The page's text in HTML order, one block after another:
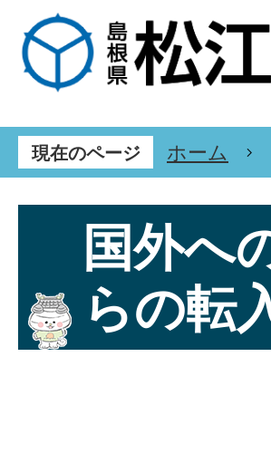
現在のページ ホーム
国外へ
らの転